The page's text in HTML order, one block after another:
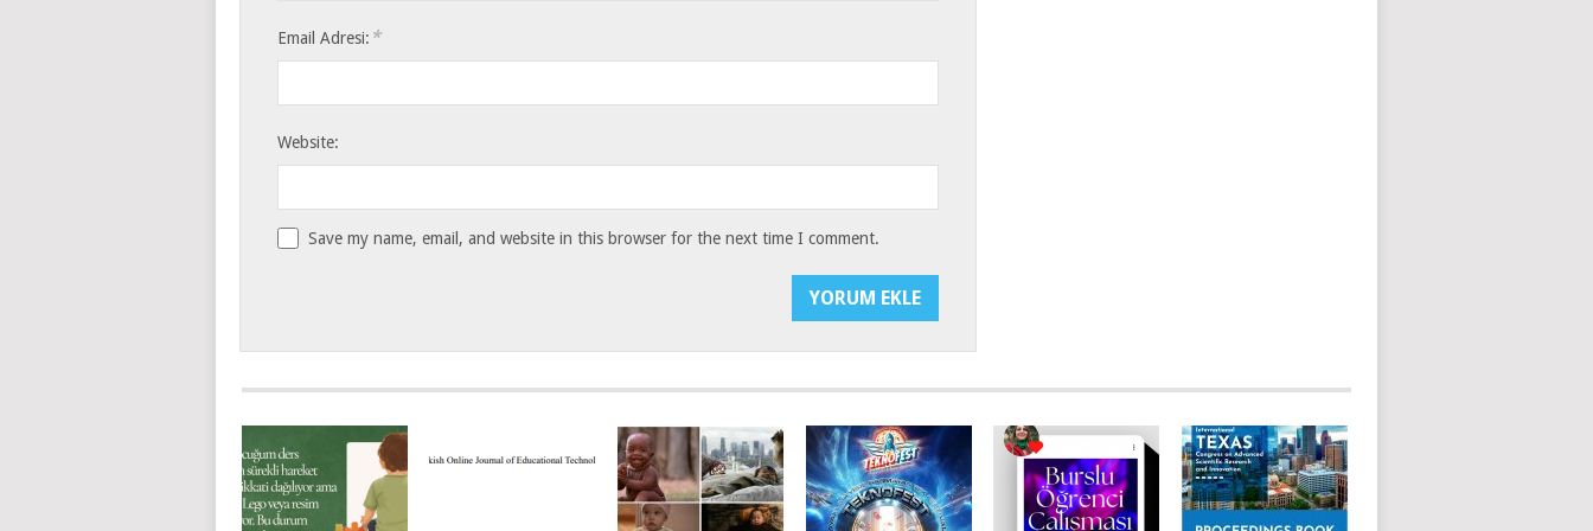
Email Adresi: *
Website:
Save my name, email, and website in this browser for the next time I comment.